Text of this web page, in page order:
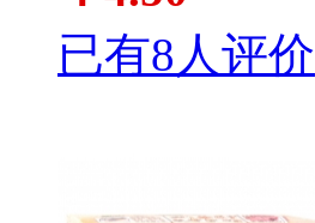
已有8人评价